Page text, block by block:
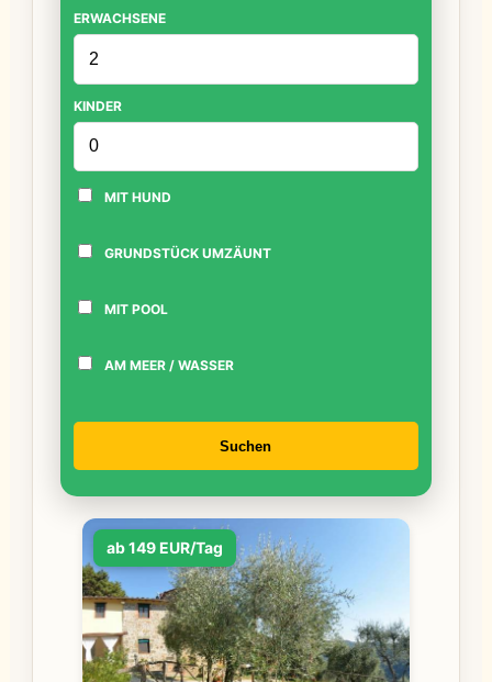
ERWACHSENE
KINDER
MIT HUND
GRUNDSTÜCK UMZÄUNT
MIT POOL
AM MEER / WASSER
Suchen
ab 149 EUR/Tag